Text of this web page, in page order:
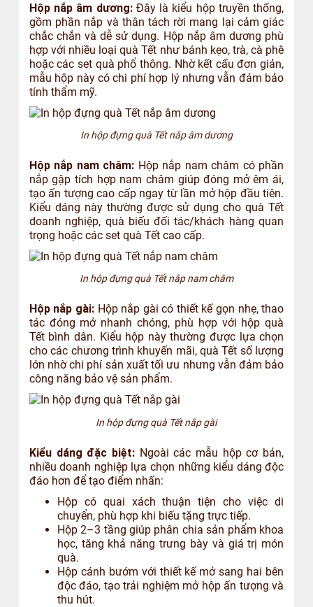
Hộp nắp âm dương:Đây là kiểu hộp truyền thống,
gồm phần nắp và thân tách rời mang lại cảm giác
chắc chắn và dễ sử dụng. Hộp nắp âm dương phù
hợp với nhiều loại quà Tết như bánh kẹo, trà, cà phê
hoặc các set quà phổ thông. Nhờ kết cấu đơn giản,
mẫu hộp này có chi phí hợp lý nhưng vẫn đảm bảo
tính thẩm mỹ.
In hộp đựng quà Tết nắp âm dương
Hộp nắp nam châm: Hộp nắp nam châm có phần
nắp gập tích hợp nam châm giúp đóng mở êm ái,
tạo ấn tượng cao cấp ngay từ lần mở hộp đầu tiên.
Kiểu dáng này thường được sử dụng cho quà Tết
doanh nghiệp, quà biếu đối tác/khách hàng quan
trọng hoặc các set quà Tết cao cấp.
In hộp đựng quà Tết nắp nam châm
Hộp nắp gài: Hộp nắp gài có thiết kế gọn nhẹ, thao
tác đóng mở nhanh chóng, phù hợp với hộp quà
Tết bình dân. Kiểu hộp này thường được lựa chọn
cho các chương trình khuyến mãi, quà Tết số lượng
lớn nhờ chi phí sản xuất tối ưu nhưng vẫn đảm bảo
công năng bảo vệ sản phẩm.
In hộp đựng quà Tết nắp gài
Kiểu dáng đặc biệt:Ngoài các mẫu hộp cơ bản,
nhiều doanh nghiệp lựa chọn những kiểu dáng độc
đáo hơn để tạo điểm nhấn:
Hộp có quai xách thuận tiện cho việc di
chuyển, phù hợp khi biếu tặng trực tiếp.
Hộp 2–3 tầng giúp phân chia sản phẩm khoa
học, tăng khả năng trưng bày và giá trị món
quà.
Hộp cánh bướm với thiết kế mở sang hai bên
độc đáo, tạo trải nghiệm mở hộp ấn tượng và
thu hút.